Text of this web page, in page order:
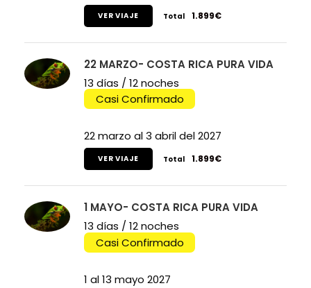
VER VIAJE Total 1.899€
22 MARZO- COSTA RICA PURA VIDA
13 días / 12 noches
Casi Confirmado
22 marzo al 3 abril del 2027
VER VIAJE Total 1.899€
1 MAYO- COSTA RICA PURA VIDA
13 días / 12 noches
Casi Confirmado
1 al 13 mayo 2027